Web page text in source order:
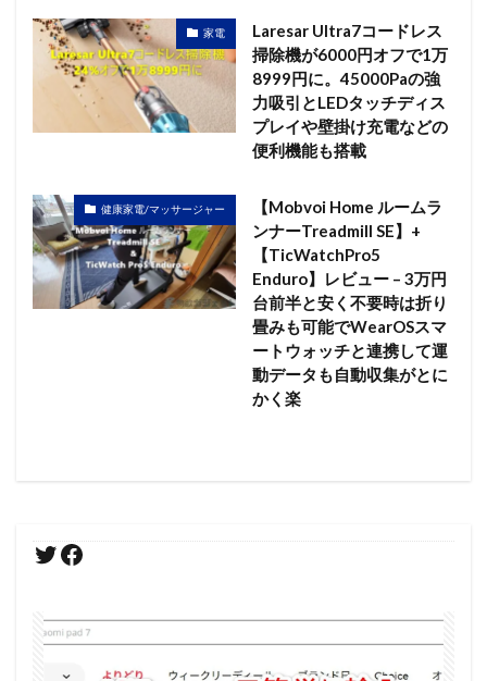
家電
Laresar Ultra7コードレス
掃除機が6000円オフで1万
8999円に。45000Paの強
力吸引とLEDタッチディス
プレイや壁掛け充電などの
便利機能も搭載
健康家電/マッサージャー
【Mobvoi Home ルームラ
ンナーTreadmill SE】+
【TicWatchPro5
Enduro】レビュー – 3万円
台前半と安く不要時は折り
畳みも可能でWearOSスマ
ートウォッチと連携して運
動データも自動収集がとに
かく楽